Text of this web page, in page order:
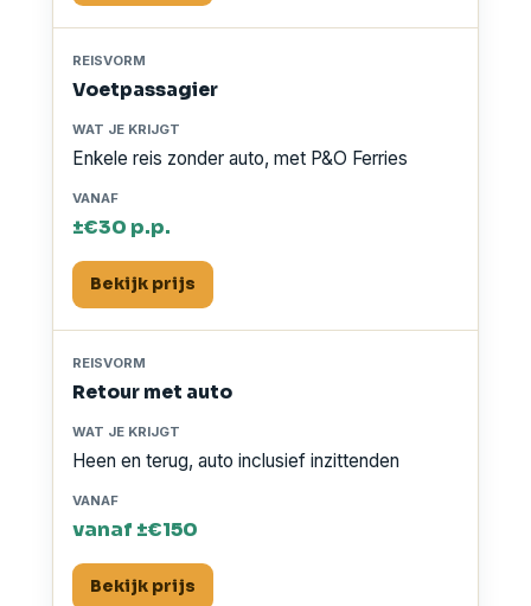
Voetpassagier
Enkele reis zonder auto, met P&O Ferries
±€30 p.p.
Bekijk prijs
Retour met auto
Heen en terug, auto inclusief inzittenden
vanaf ±€150
Bekijk prijs